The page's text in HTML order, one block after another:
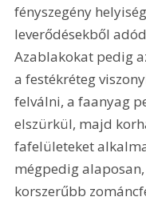
fényszegény
leverődésekből
Azablakokat pedig
a festékréteg
felválni, a faanyag
elszürkül, majd
fafelületeket
mégpedig
korszerűbb